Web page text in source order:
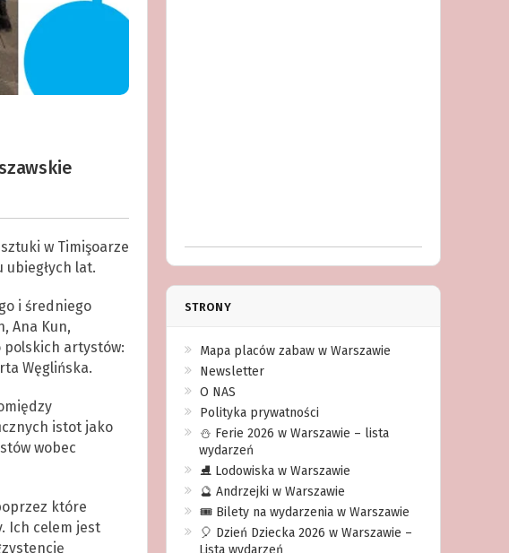
w Timişoarze
ubiegłych lat.
i średniego
Ana Kun,
polskich artystów:
Węglińska.
istot jako
wobec
które
Ich celem jest
STRONY
Mapa placów zabaw w Warszawie
Newsletter
O NAS
Polityka prywatności
⛄️ Ferie 2026 w Warszawie – lista
wydarzeń
⛸ Lodowiska w Warszawie
🔮 Andrzejki w Warszawie
🎟️ Bilety na wydarzenia w Warszawie
🎈 Dzień Dziecka 2026 w Warszawie –
Lista wydarzeń